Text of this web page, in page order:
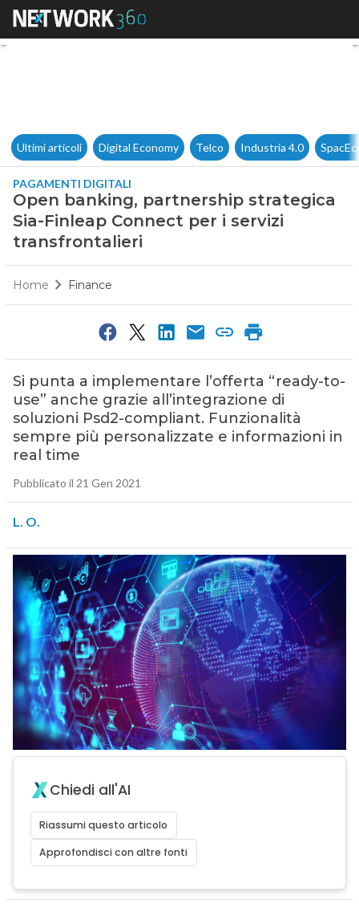
Open banking, partnership
Ultimi articoli Digital Economy Telco Industria 4.0
PAGAMENTI DIGITALI
Open banking, partnership strategica
Sia-Finleap Connect per i servizi
transfrontalieri
Home Finance
Si punta a implementare l’offerta “ready-to-
use” anche grazie all’integrazione di
soluzioni Psd2-compliant. Funzionalità
sempre più personalizzate e informazioni in
real time
Pubblicato il 21 Gen 2021
L. O.
Chiedi all'AI
Riassumi questo articolo
Approfondisci con altre fonti